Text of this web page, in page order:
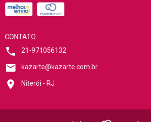
CONTATO
21-971056132
kazarte@kazarte.com.br
Niterói - RJ